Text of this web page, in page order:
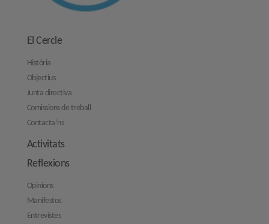
El Cercle
Història
Objectius
Junta directiva
Comissions de treball
Contacta’ns
Activitats
Reflexions
Opinions
Manifestos
Entrevistes